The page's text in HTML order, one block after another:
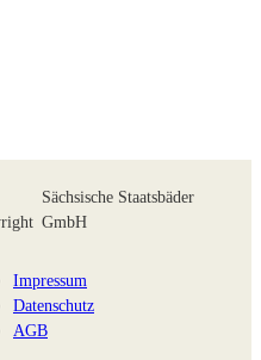
Sächsische Staatsbäder
GmbH
Impressum
Datenschutz
AGB